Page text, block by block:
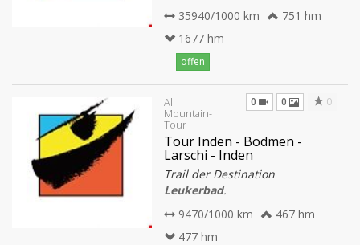
35940/1000 km
751 hm
1677 hm
offen
All
Mountain-
Tour
0 0 0
Tour Inden - Bodmen -
Larschi - Inden
Trail der Destination
Leukerbad.
9470/1000 km
467 hm
477 hm